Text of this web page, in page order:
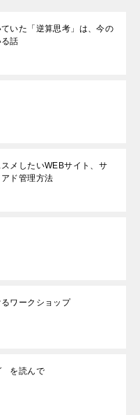
いた「逆算思考」は、今の
話
メしたいWEBサイト、サ
ド管理方法
ワークショップ
を読んで